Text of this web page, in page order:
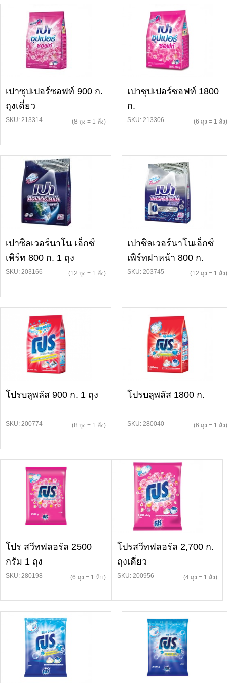
เปาซุปเปอร์ซอฟท์ 900 ก.
ถุงเดี่ยว
SKU: 213314 (8 ถุง = 1 ลัง)
เปาซุปเปอร์ซอฟท์ 1800
ก.
SKU: 213306 (6 ถุง = 1 ลัง)
เปาซิลเวอร์นาโน เอ็กซ์
เพิร์ท 800 ก. 1 ถุง
SKU: 203166 (12 ถุง = 1 ลัง)
เปาซิลเวอร์นาโนเอ็กซ์
เพิร์ทฝาหน้า 800 ก.
SKU: 203745 (12 ถุง = 1 ลัง)
โปรบลูพลัส 900 ก. 1 ถุง
SKU: 200774 (8 ถุง = 1 ลัง)
โปรบลูพลัส 1800 ก.
SKU: 280040 (6 ถุง = 1 ลัง)
โปร สวีทฟลอรัล 2500
กรัม 1 ถุง
SKU: 280198 (6 ถุง = 1 หีบ)
โปรสวีทฟลอรัล 2,700 ก.
ถุงเดี่ยว
SKU: 200956 (4 ถุง = 1 ลัง)